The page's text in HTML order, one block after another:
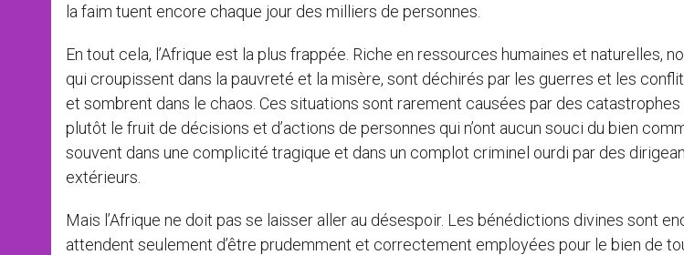
la faim tuent encore chaque jour des milliers de personnes.
En tout cela, l’Afrique est la plus frappée. Riche en ressources humaines et naturelles,
qui croupissent dans la pauvreté et la misère, sont déchirés par les guerres et les
et sombrent dans le chaos. Ces situations sont rarement causées par des catastrophes
plutôt le fruit de décisions et d’actions de personnes qui n’ont aucun souci du bien
souvent dans une complicité tragique et dans un complot criminel ourdi par des
extérieurs.
Mais l’Afrique ne doit pas se laisser aller au désespoir. Les bénédictions divines sont
attendent seulement d’être prudemment et correctement employées pour le bien de